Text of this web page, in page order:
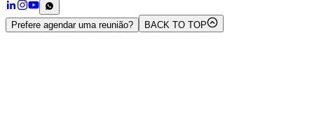
Prefere agendar uma reunião? BACK TO TOP